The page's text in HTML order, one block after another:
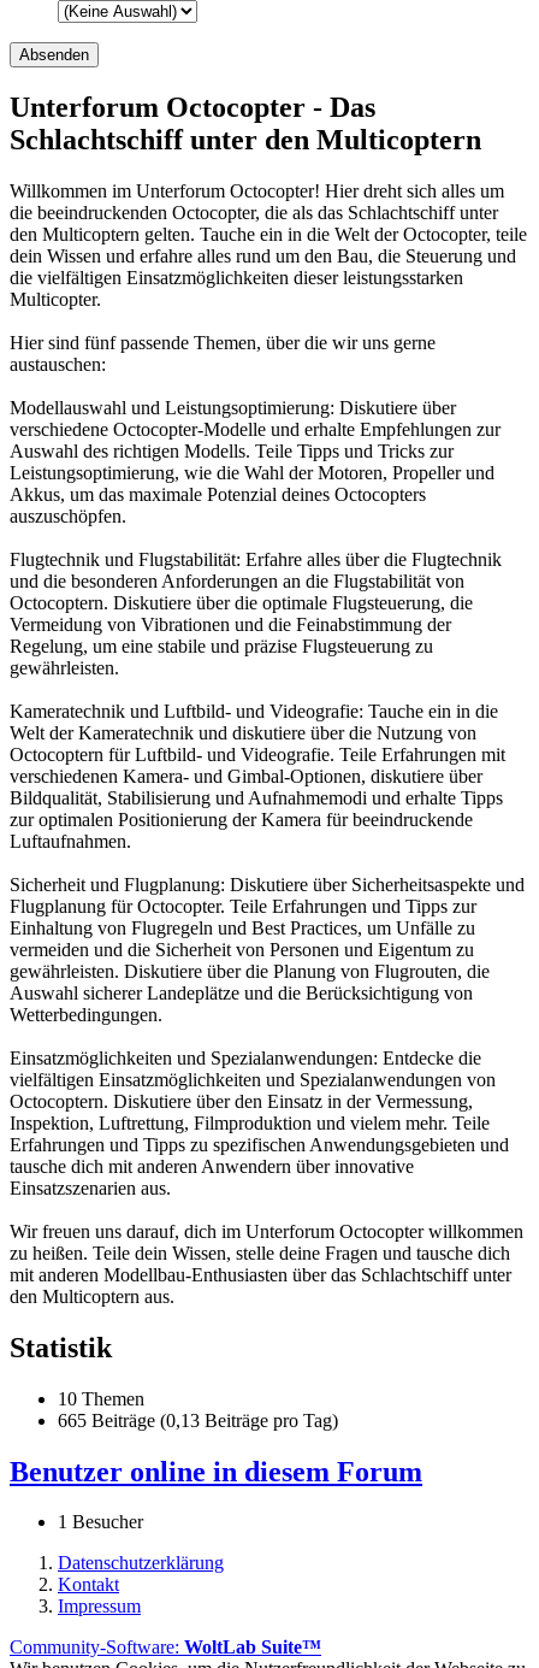
Unterforum Octocopter - Das
Schlachtschiff unter den Multicoptern
Willkommen im Unterforum Octocopter! Hier dreht sich alles um
die beeindruckenden Octocopter, die als das Schlachtschiff unter
den Multicoptern gelten. Tauche ein in die Welt der Octocopter, teile
dein Wissen und erfahre alles rund um den Bau, die Steuerung und
die vielfältigen Einsatzmöglichkeiten dieser leistungsstarken
Multicopter.
Hier sind fünf passende Themen, über die wir uns gerne
austauschen:
Modellauswahl und Leistungsoptimierung: Diskutiere über
verschiedene Octocopter-Modelle und erhalte Empfehlungen zur
Auswahl des richtigen Modells. Teile Tipps und Tricks zur
Leistungsoptimierung, wie die Wahl der Motoren, Propeller und
Akkus, um das maximale Potenzial deines Octocopters
auszuschöpfen.
Flugtechnik und Flugstabilität: Erfahre alles über die Flugtechnik
und die besonderen Anforderungen an die Flugstabilität von
Octocoptern. Diskutiere über die optimale Flugsteuerung, die
Vermeidung von Vibrationen und die Feinabstimmung der
Regelung, um eine stabile und präzise Flugsteuerung zu
gewährleisten.
Kameratechnik und Luftbild- und Videografie: Tauche ein in die
Welt der Kameratechnik und diskutiere über die Nutzung von
Octocoptern für Luftbild- und Videografie. Teile Erfahrungen mit
verschiedenen Kamera- und Gimbal-Optionen, diskutiere über
Bildqualität, Stabilisierung und Aufnahmemodi und erhalte Tipps
zur optimalen Positionierung der Kamera für beeindruckende
Luftaufnahmen.
Sicherheit und Flugplanung: Diskutiere über Sicherheitsaspekte und
Flugplanung für Octocopter. Teile Erfahrungen und Tipps zur
Einhaltung von Flugregeln und Best Practices, um Unfälle zu
vermeiden und die Sicherheit von Personen und Eigentum zu
gewährleisten. Diskutiere über die Planung von Flugrouten, die
Auswahl sicherer Landeplätze und die Berücksichtigung von
Wetterbedingungen.
Einsatzmöglichkeiten und Spezialanwendungen: Entdecke die
vielfältigen Einsatzmöglichkeiten und Spezialanwendungen von
Octocoptern. Diskutiere über den Einsatz in der Vermessung,
Inspektion, Luftrettung, Filmproduktion und vielem mehr. Teile
Erfahrungen und Tipps zu spezifischen Anwendungsgebieten und
tausche dich mit anderen Anwendern über innovative
Einsatzszenarien aus.
Wir freuen uns darauf, dich im Unterforum Octocopter willkommen
zu heißen. Teile dein Wissen, stelle deine Fragen und tausche dich
mit anderen Modellbau-Enthusiasten über das Schlachtschiff unter
den Multicoptern aus.
Statistik
10 Themen
665 Beiträge (0,13 Beiträge pro Tag)
Benutzer online in diesem Forum
1 Besucher
Datenschutzerklärung
Kontakt
Impressum
Community-Software: WoltLab Suite™